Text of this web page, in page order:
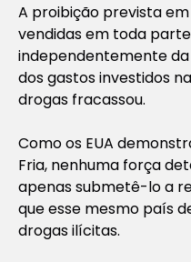
A proibição prevista
vendidas em toda
independentemente
dos gastos investidos
drogas fracassou.
Como os EUA
Fria, nenhuma força
apenas submetê-lo a
que esse mesmo país
drogas ilícitas.